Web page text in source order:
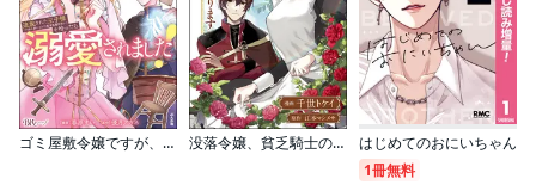
ゴミ屋敷令嬢ですが、追放された王子様（子供の姿にされた超有能魔法使い）を拾ったら溺愛されました！ コミック版 没落令嬢、貧乏騎士のメイドになります コミック版（分冊版）
はじめてのおにいちゃん
1冊無料